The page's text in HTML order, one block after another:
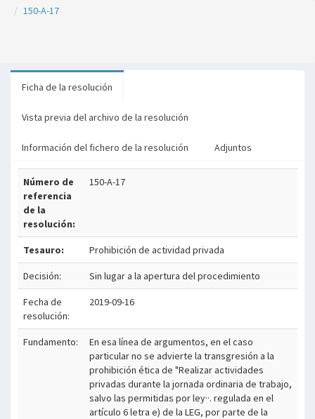
150-A-17
Ficha de la resolución
Vista previa del archivo de la resolución
Información del fichero de la resolución Adjuntos
Número de
referencia
de la
resolución:
150-A-17
Tesauro: Prohibición de actividad privada
Decisión: Sin lugar a la apertura del procedimiento
Fecha de
resolución:
2019-09-16
Fundamento:
En esa línea de argumentos, en el caso
particular no se advierte la transgresión a la
prohibición ética de "Realizar actividades
privadas durante la jornada ordinaria de trabajo,
salvo las permitidas por ley··. regulada en el
artículo 6 letra e) de la LEG, por parte de la